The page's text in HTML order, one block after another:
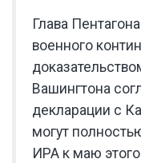
Глава
военного
Вашингтона
декларации с
могут
ИРА к маю